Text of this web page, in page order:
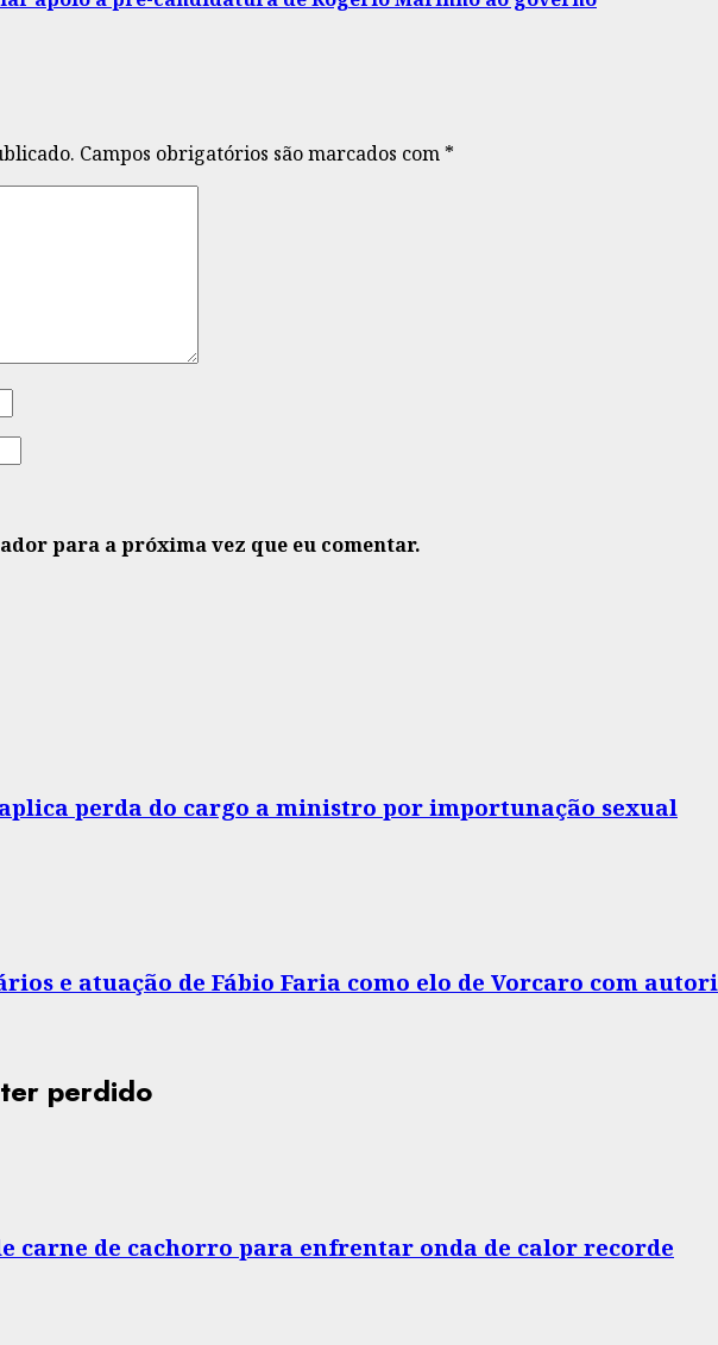
Campos obrigatórios são marcados com *
para a próxima vez que eu comentar.
aplica perda do cargo a ministro por importunação sexual
e atuação de Fábio Faria como elo de Vorcaro com
perdido
carne de cachorro para enfrentar onda de calor recorde